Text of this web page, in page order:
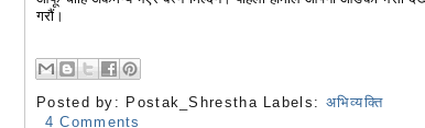
गरौं।
Posted by: Postak_Shrestha Labels: अभिव्यक्ति
4 Comments